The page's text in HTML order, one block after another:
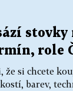
role
že si chcete
barev,